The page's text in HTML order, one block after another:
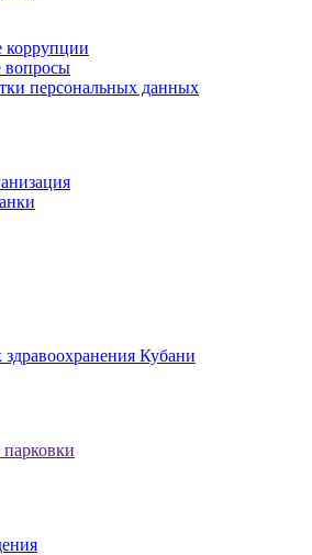
коррупции
вопросы
персональных данных
Кубани